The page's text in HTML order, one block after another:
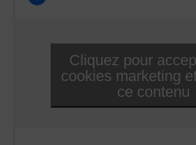
Cliquez pour
cookies marketing
ce contenu